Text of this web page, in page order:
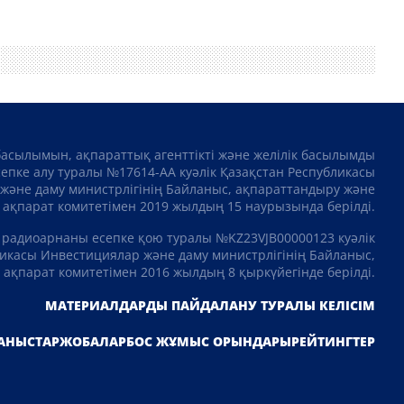
ақпараттық агенттікті және желілік басылымды
алу туралы №17614-АА куәлік Қазақстан Республикасы
даму министрлігінің Байланыс, ақпараттандыру және
ақпарат комитетімен 2019 жылдың 15 наурызында берілді.
есепке қою туралы №KZ23VJB00000123 куәлік
Инвестициялар және даму министрлігінің Байланыс,
комитетімен 2016 жылдың 8 қыркүйегінде берілді.
МАТЕРИАЛДАРДЫ ПАЙДАЛАНУ ТУРАЛЫ КЕЛІСІМ
ЖОБАЛАРБОС ЖҰМЫС ОРЫНДАРЫРЕЙТИНГТЕР